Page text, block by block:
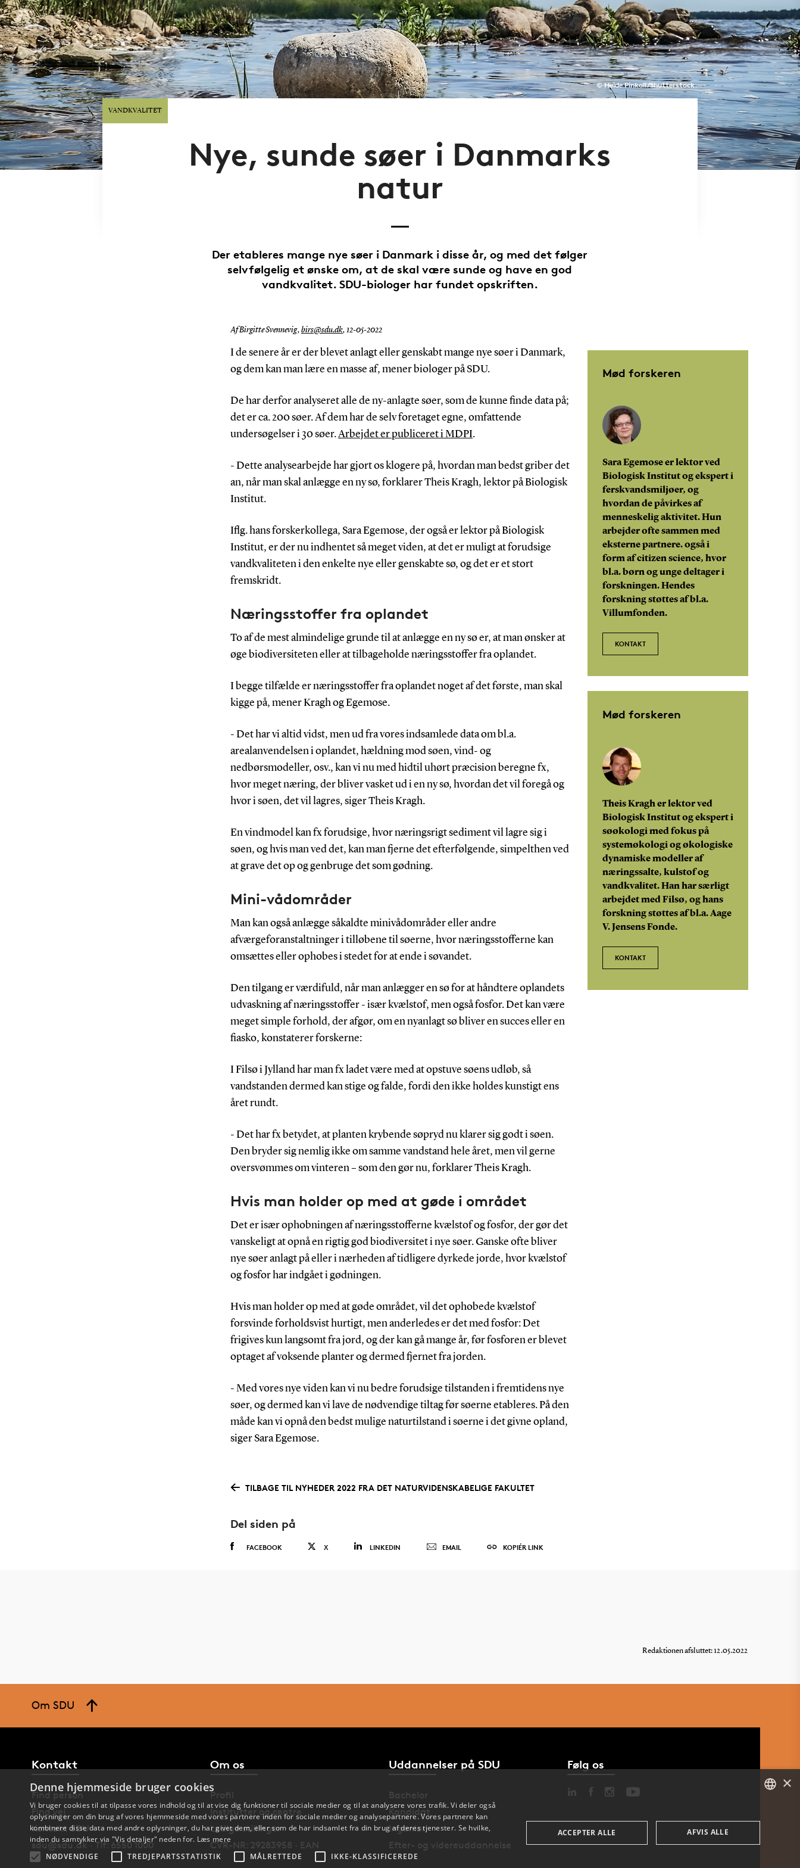
VANDKVALITET
© Heide Pinkall/Shutterstock.
Nye, sunde søer i Danmarks
natur
Der etableres mange nye søer i Danmark i disse år, og med det følger
selvfølgelig et ønske om, at de skal være sunde og have en god
vandkvalitet. SDU-biologer har fundet opskriften.
Af Birgitte Svennevig, birs@sdu.dk, 12-05-2022
I de senere år er der blevet anlagt eller genskabt mange nye søer i Danmark,
og dem kan man lære en masse af, mener biologer på SDU.
De har derfor analyseret alle de ny-anlagte søer, som de kunne finde data på;
det er ca. 200 søer. Af dem har de selv foretaget egne, omfattende
undersøgelser i 30 søer. Arbejdet er publiceret i MDPI.
- Dette analysearbejde har gjort os klogere på, hvordan man bedst griber det
an, når man skal anlægge en ny sø, forklarer Theis Kragh, lektor på Biologisk
Institut.
Iflg. hans forskerkollega, Sara Egemose, der også er lektor på Biologisk
Institut, er der nu indhentet så meget viden, at det er muligt at forudsige
vandkvaliteten i den enkelte nye eller genskabte sø, og det er et stort
fremskridt.
Næringsstoffer fra oplandet
To af de mest almindelige grunde til at anlægge en ny sø er, at man ønsker at
øge biodiversiteten eller at tilbageholde næringsstoffer fra oplandet.
I begge tilfælde er næringsstoffer fra oplandet noget af det første, man skal
kigge på, mener Kragh og Egemose.
- Det har vi altid vidst, men ud fra vores indsamlede data om bl.a.
arealanvendelsen i oplandet, hældning mod søen, vind- og
nedbørsmodeller, osv., kan vi nu med hidtil uhørt præcision beregne fx,
hvor meget næring, der bliver vasket ud i en ny sø, hvordan det vil foregå og
hvor i søen, det vil lagres, siger Theis Kragh.
En vindmodel kan fx forudsige, hvor næringsrigt sediment vil lagre sig i
søen, og hvis man ved det, kan man fjerne det efterfølgende, simpelthen ved
at grave det op og genbruge det som gødning.
Mini-vådområder
Man kan også anlægge såkaldte minivådområder eller andre
afværgeforanstaltninger i tilløbene til søerne, hvor næringsstofferne kan
omsættes eller ophobes i stedet for at ende i søvandet.
Den tilgang er værdifuld, når man anlægger en sø for at håndtere oplandets
udvaskning af næringsstoffer - især kvælstof, men også fosfor. Det kan være
meget simple forhold, der afgør, om en nyanlagt sø bliver en succes eller en
fiasko, konstaterer forskerne:
I Filsø i Jylland har man fx ladet være med at opstuve søens udløb, så
vandstanden dermed kan stige og falde, fordi den ikke holdes kunstigt ens
året rundt.
- Det har fx betydet, at planten krybende søpryd nu klarer sig godt i søen.
Den bryder sig nemlig ikke om samme vandstand hele året, men vil gerne
oversvømmes om vinteren – som den gør nu, forklarer Theis Kragh.
Hvis man holder op med at gøde i området
Det er især ophobningen af næringsstofferne kvælstof og fosfor, der gør det
vanskeligt at opnå en rigtig god biodiversitet i nye søer. Ganske ofte bliver
nye søer anlagt på eller i nærheden af tidligere dyrkede jorde, hvor kvælstof
og fosfor har indgået i gødningen.
Hvis man holder op med at gøde området, vil det ophobede kvælstof
forsvinde forholdsvist hurtigt, men anderledes er det med fosfor: Det
frigives kun langsomt fra jord, og der kan gå mange år, før fosforen er blevet
optaget af voksende planter og dermed fjernet fra jorden.
- Med vores nye viden kan vi nu bedre forudsige tilstanden i fremtidens nye
søer, og dermed kan vi lave de nødvendige tiltag før søerne etableres. På den
måde kan vi opnå den bedst mulige naturtilstand i søerne i det givne opland,
siger Sara Egemose.
Mød forskeren
Sara Egemose er lektor ved
Biologisk Institut og ekspert i
ferskvandsmiljøer, og
hvordan de påvirkes af
menneskelig aktivitet. Hun
arbejder ofte sammen med
eksterne partnere. også i
form af citizen science, hvor
bl.a. børn og unge deltager i
forskningen. Hendes
forskning støttes af bl.a.
Villumfonden.
KONTAKT
Mød forskeren
Theis Kragh er lektor ved
Biologisk Institut og ekspert i
søøkologi med fokus på
systemøkologi og økologiske
dynamiske modeller af
næringssalte, kulstof og
vandkvalitet. Han har særligt
arbejdet med Filsø, og hans
forskning støttes af bl.a. Aage
V. Jensens Fonde.
KONTAKT
TILBAGE TIL NYHEDER 2022 FRA DET NATURVIDENSKABELIGE FAKULTET
Del siden på
FACEBOOK X LINKEDIN EMAIL KOPIÉR LINK
Redaktionen afsluttet: 12.05.2022
Om SDU
Kontakt
Find person
Find vej
Kontakt SDU
sdu@sdu.dk · Tlf: 6550 1000
Om os
Profil
Institutter og centre
Ledige stillinger
CVR-NR: 29283958 · EAN
Uddannelser på SDU
Bachelor
Kandidat
Ingeniør
Efter- og videreuddannelse
Følg os
ENGLISH
×
Denne hjemmeside bruger cookies
Vi bruger cookies til at tilpasse vores indhold og til at vise dig funktioner til sociale medier og til at analysere vores trafik. Vi deler også
oplysninger om din brug af vores hjemmeside med vores partnere inden for sociale medier og analysepartnere. Vores partnere kan
kombinere disse data med andre oplysninger, du har givet dem, eller som de har indsamlet fra din brug af deres tjenester. Se hvilke,
inden du samtykker via "Vis detaljer" neden for. Læs mere
NØDVENDIGE
TREDJEPARTSSTATISTIK MÅLRETTEDE IKKE-KLASSIFICEREDE
ACCEPTER ALLE AFVIS ALLE